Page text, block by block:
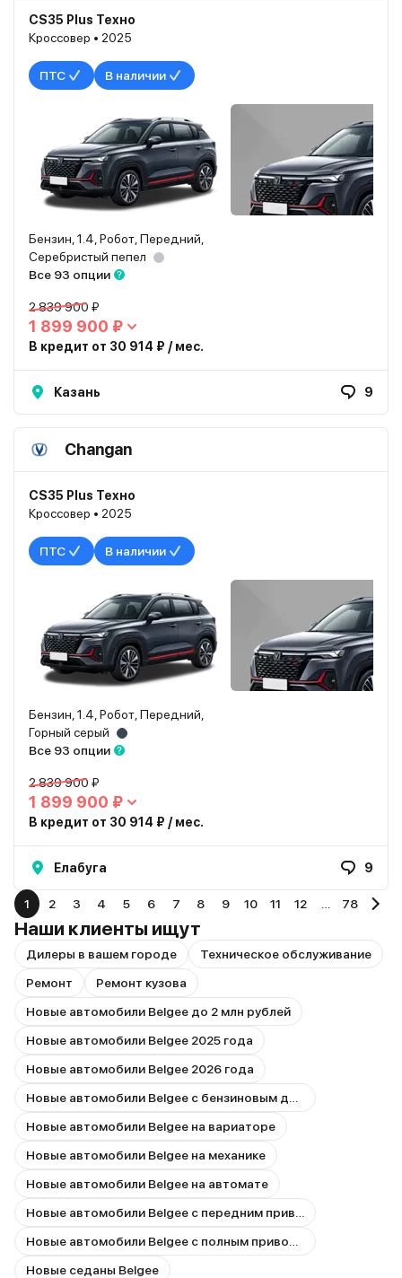
CS35 Plus Техно
Кроссовер • 2025
ПТС В наличии
Бензин, 1.4, Робот, Передний,
Серебристый пепел
Все 93 опции
2 839 900 ₽
1 899 900 ₽
В кредит от 30 914 ₽ / мес.
Казань 9
Changan
CS35 Plus Техно
Кроссовер • 2025
ПТС В наличии
Бензин, 1.4, Робот, Передний,
Горный серый
Все 93 опции
2 839 900 ₽
1 899 900 ₽
В кредит от 30 914 ₽ / мес.
Елабуга 9
1 2 3 4 5 6 7 8 9 10 11 12 78
Наши клиенты ищут
Дилеры в вашем городе
Техническое обслуживание
Ремонт
Ремонт кузова
Новые автомобили Belgee до 2 млн рублей
Новые автомобили Belgee 2025 года
Новые автомобили Belgee 2026 года
Новые автомобили Belgee на вариаторе
Новые автомобили Belgee на механике
Новые автомобили Belgee на автомате
Новые седаны Belgee